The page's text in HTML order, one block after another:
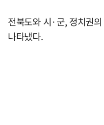
전북도와 시·군, 정치권
나타냈다.